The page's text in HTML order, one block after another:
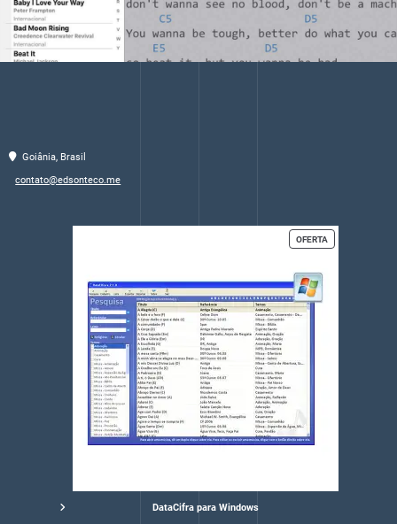
Goiânia, Brasil
contato@edsonteco.me
OFERTAPRODUTO
EM
DataCifra para Windows